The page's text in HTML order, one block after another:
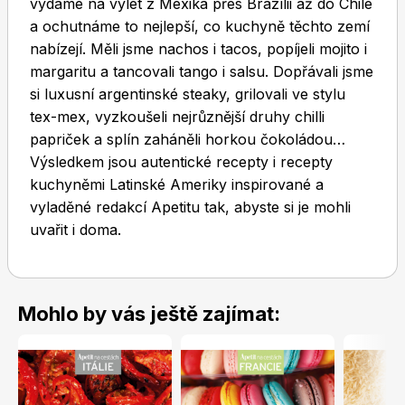
Toprecepty.cz
vydáme na výlet z Mexika přes Brazílii až do Chile
a ochutnáme to nejlepší, co kuchyně těchto zemí
nabízejí. Měli jsme nachos i tacos, popíjeli mojito i
margaritu a tancovali tango i salsu. Dopřávali jsme
si luxusní argentinské steaky, grilovali ve stylu
tex-mex, vyzkoušeli nejrůznější druhy chilli
papriček a splín zaháněli horkou čokoládou…
Výsledkem jsou autentické recepty i recepty
kuchyněmi Latinské Ameriky inspirované a
vyladěné redakcí Apetitu tak, abyste si je mohli
uvařit i doma.
Mohlo by vás ještě zajímat: